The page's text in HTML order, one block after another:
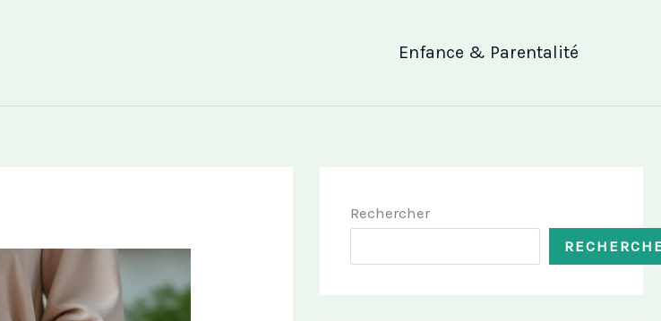
Enfance & Parentalité
Rechercher